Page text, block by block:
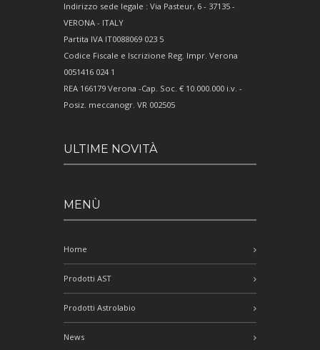
Indirizzo sede legale : Via Pasteur, 6 - 37135 -
VERONA - ITALY
Partita IVA IT0088069 023 5
Codice Fiscale e Iscrizione Reg. Impr. Verona
0051416 024 1
REA 166179 Verona -Cap. Soc. € 10.000.000 i.v. -
Posiz. meccanogr. VR 002505
ULTIME NOVITÀ
MENÙ
Home
Prodotti AST
Prodotti Astrolabio
News